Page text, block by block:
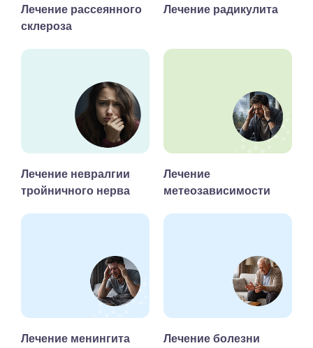
Лечение рассеянного
склероза
Лечение радикулита
Лечение невралгии
тройничного нерва
Лечение
метеозависимости
Лечение менингита
Лечение болезни